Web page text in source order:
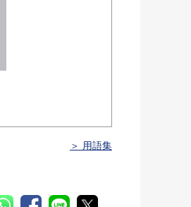
＞ 用語集